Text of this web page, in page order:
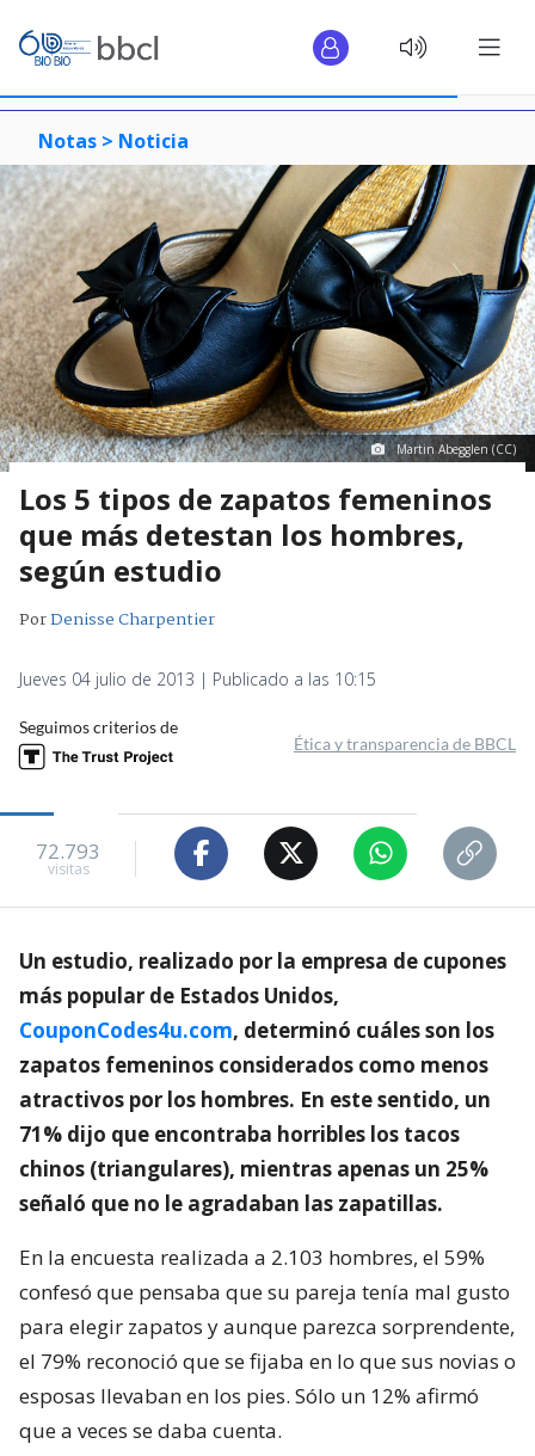
Notas > Noticia
Martin Abegglen (CC)
Los 5 tipos de zapatos femeninos
que más detestan los hombres,
según estudio
PorDenisse Charpentier
Jueves 04 julio de 2013 | Publicado a las 10:15
Seguimos criterios de
Ética y transparencia de BBCL
72.793
visitas
Un estudio, realizado por la empresa de cupones
más popular de Estados Unidos,
CouponCodes4u.com, determinó cuáles son los
zapatos femeninos considerados como menos
atractivos por los hombres. En este sentido, un
71% dijo que encontraba horribles los tacos
chinos (triangulares), mientras apenas un 25%
señaló que no le agradaban las zapatillas.
En la encuesta realizada a 2.103 hombres, el 59%
confesó que pensaba que su pareja tenía mal gusto
para elegir zapatos y aunque parezca sorprendente,
el 79% reconoció que se fijaba en lo que sus novias o
esposas llevaban en los pies. Sólo un 12% afirmó
que a veces se daba cuenta.